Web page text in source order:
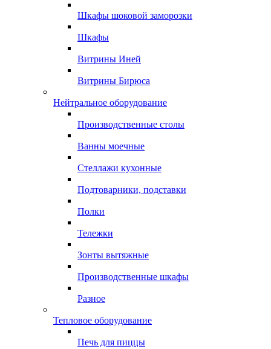
Шкафы шоковой заморозки
Шкафы
Витрины Иней
Витрины Бирюса
Нейтральное оборудование
Производственные столы
Ванны моечные
Стеллажи кухонные
Подтоварники, подставки
Полки
Тележки
Зонты вытяжные
Производственные шкафы
Разное
Тепловое оборудование
Печь для пиццы